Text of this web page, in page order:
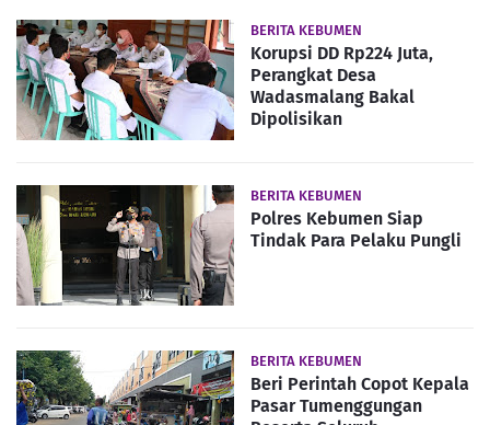
BERITA KEBUMEN
Korupsi DD Rp224 Juta,
Perangkat Desa
Wadasmalang Bakal
Dipolisikan
BERITA KEBUMEN
Polres Kebumen Siap
Tindak Para Pelaku Pungli
BERITA KEBUMEN
Beri Perintah Copot Kepala
Pasar Tumenggungan